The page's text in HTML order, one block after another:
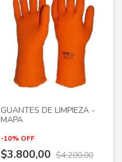
GUANTES DE LIMPIEZA -
MAPA
-10% OFF
$3.800,00 $4.200,00